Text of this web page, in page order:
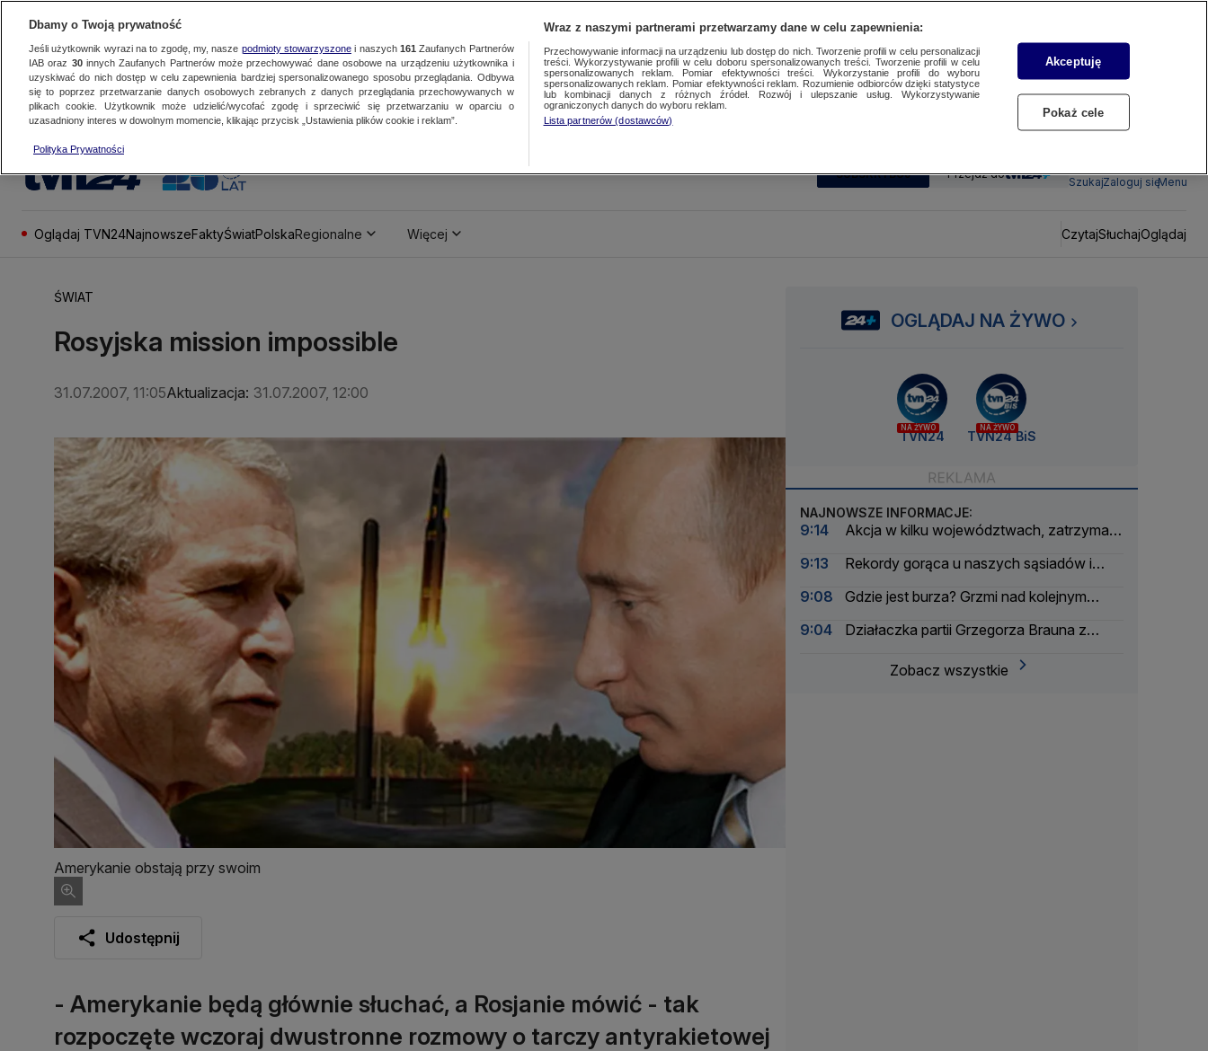
SUBSKRYBUJ Przejdź do
SzukajZaloguj sięMenu
Oglądaj TVN24NajnowszeFaktyŚwiatPolskaRegionalne Więcej CzytajSłuchajOglądaj
ŚWIAT
Rosyjska mission impossible
31.07.2007, 11:05Aktualizacja: 31.07.2007, 12:00
Amerykanie obstają przy swoim
Udostępnij
- Amerykanie będą głównie słuchać, a Rosjanie mówić - tak
rozpoczęte wczoraj dwustronne rozmowy o tarczy antyrakietowej
OGLĄDAJ NA ŻYWO
NA ŻYWO
TVN24
NA ŻYWO
TVN24 BiS
NAJNOWSZE INFORMACJE:
9:14
Akcja w kilku województwach, zatrzymali
9:13
Rekordy gorąca u naszych sąsiadów i
9:08
Gdzie jest burza? Grzmi nad kolejnym
9:04
Działaczka partii Grzegorza Brauna z
Zobacz wszystkie
Dbamy o Twoją prywatność
Jeśli użytkownik wyrazi na to zgodę, my, nasze podmioty stowarzyszonei naszych 161 Zaufanych Partnerów
IAB oraz 30innych Zaufanych Partnerów może przechowywać dane osobowe na urządzeniu użytkownika i
uzyskiwać do nich dostęp w celu zapewnienia bardziej spersonalizowanego sposobu przeglądania. Odbywa
się to poprzez przetwarzanie danych osobowych zebranych z danych przeglądania przechowywanych w
plikach cookie. Użytkownik może udzielić/wycofać zgodę i sprzeciwić się przetwarzaniu w oparciu o
uzasadniony interes w dowolnym momencie, klikając przycisk „Ustawienia plików cookie i reklam”.
Polityka Prywatności
Wraz z naszymi partnerami przetwarzamy dane w celu zapewnienia:
Przechowywanie informacji na urządzeniu lub dostęp do nich. Tworzenie profili w celu personalizacji
treści. Wykorzystywanie profili w celu doboru spersonalizowanych treści. Tworzenie profili w celu
spersonalizowanych reklam. Pomiar efektywności treści. Wykorzystanie profili do wyboru
spersonalizowanych reklam. Pomiar efektywności reklam. Rozumienie odbiorców dzięki statystyce
lub kombinacji danych z różnych źródeł. Rozwój i ulepszanie usług. Wykorzystywanie
ograniczonych danych do wyboru reklam.
Lista partnerów (dostawców)
Akceptuję
Pokaż cele